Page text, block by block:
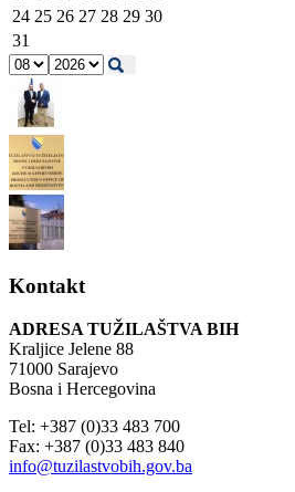
24 25 26 27 28 29 30
31
Kontakt
ADRESA TUŽILAŠTVA BIH
Kraljice Jelene 88
71000 Sarajevo
Bosna i Hercegovina
Tel: +387 (0)33 483 700
Fax: +387 (0)33 483 840
info@tuzilastvobih.gov.ba